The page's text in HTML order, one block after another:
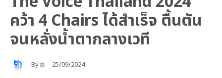
คว้า 4 Chairs ได้สำเร็จ ตื้นตัน
จนหลั่งน้ำตากลางเวที
Bysl 25/09/2024